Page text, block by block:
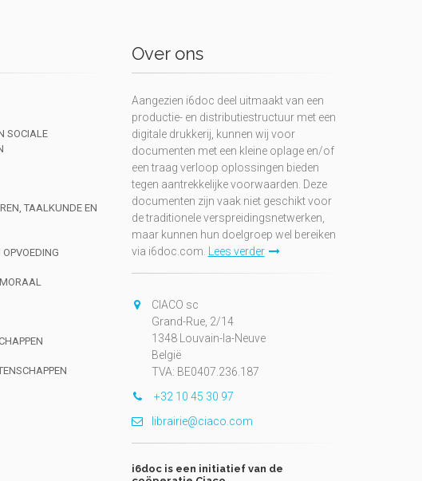
SOCIALE
TAALKUNDE EN
OPVOEDING
Over ons
Aangezien i6doc deel uitmaakt van een
productie- en distributiestructuur met een
digitale drukkerij, kunnen wij voor
documenten met een kleine oplage en/of
een traag verloop oplossingen bieden
tegen aantrekkelijke voorwaarden. Deze
documenten zijn vaak niet geschikt voor
de traditionele verspreidingsnetwerken,
maar kunnen hun doelgroep wel bereiken
via i6doc.com.
Lees verder
CIACO sc
Grand-Rue, 2/14
1348 Louvain-la-Neuve
België
TVA: BE0407.236.187
+32 10 45 30 97
librairie@ciaco.com
i6doc is een initiatief van de